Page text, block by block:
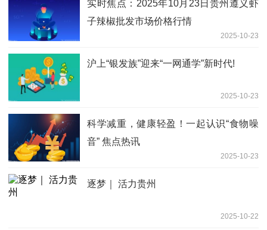
实时焦点：2025年10月23日贵州遵义虾
子辣椒批发市场价格行情
2025-10-23
沪上“银发族”迎来“一网通学”新时代!
2025-10-23
科学减重，健康轻盈！一起认识“食物噪
音” 焦点热讯
2025-10-23
逐梦｜ 活力贵州
2025-10-22